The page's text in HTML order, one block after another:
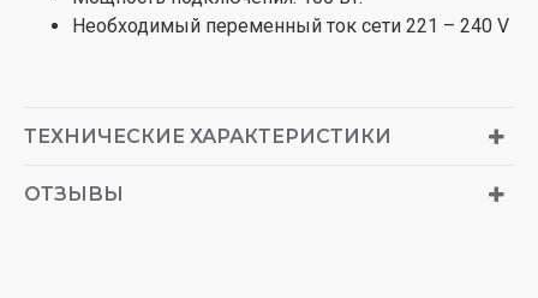
Необходимый переменный ток сети 221 – 240 V
ТЕХНИЧЕСКИЕ ХАРАКТЕРИСТИКИ
ОТЗЫВЫ